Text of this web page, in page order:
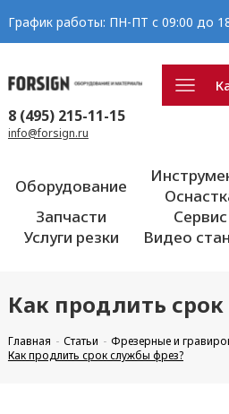
График работы: ПН-ПТ с 09:00 до
8 (495) 215-11-15
info@forsign.ru
Оборудование
Запчасти
Сервис
Услуги резки
Видео
Как продлить
Главная Статьи
Фрезерные и
Как продлить срок службы фрез?